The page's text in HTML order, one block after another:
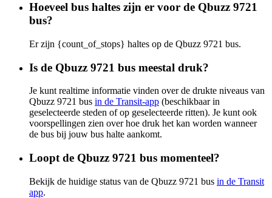
Hoeveel bus haltes zijn er voor de Qbuzz 9721
bus?
Er zijn {count_of_stops} haltes op de Qbuzz 9721 bus.
Is de Qbuzz 9721 bus meestal druk?
Je kunt realtime informatie vinden over de drukte niveaus van
Qbuzz 9721 bus in de Transit-app (beschikbaar in
geselecteerde steden of op geselecteerde ritten). Je kunt ook
voorspellingen zien over hoe druk het kan worden wanneer
de bus bij jouw bus halte aankomt.
Loopt de Qbuzz 9721 bus momenteel?
Bekijk de huidige status van de Qbuzz 9721 bus in de Transit
app.